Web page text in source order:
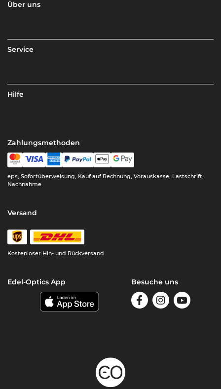
Über uns
Service
Hilfe
Zahlungsmethoden
eps, Sofortüberweisung, Kauf auf Rechnung, Vorauskasse, Lastschrift,
Nachnahme
Versand
Kostenloser Hin- und Rückversand
Edel-Optics App Besuche uns